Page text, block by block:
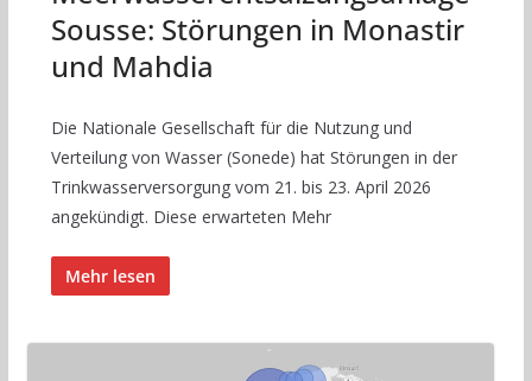
Sousse: Störungen in Monastir
und Mahdia
Die Nationale Gesellschaft für die Nutzung und
Verteilung von Wasser (Sonede) hat Störungen in der
Trinkwasserversorgung vom 21. bis 23. April 2026
angekündigt. Diese erwarteten Mehr
Mehr lesen